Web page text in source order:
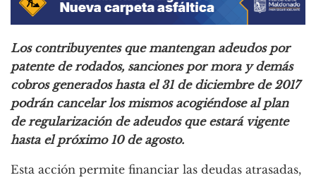
Los contribuyentes que mantengan adeudos por
patente de rodados, sanciones por mora y demás
cobros generados hasta el 31 de diciembre de 2017
podrán cancelar los mismos acogiéndose al plan
de regularización de adeudos que estará vigente
hasta el próximo 10 de agosto.
Esta acción permite financiar las deudas atrasadas,